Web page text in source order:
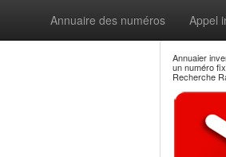
Annuaire des numéros Appel
Annuaier
un numéro
Recherche